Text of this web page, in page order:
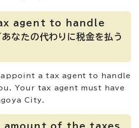
agent to handle
たの代わりに税金を払う
a tax agent to handle
Your tax agent must have
City.
amount of the taxes